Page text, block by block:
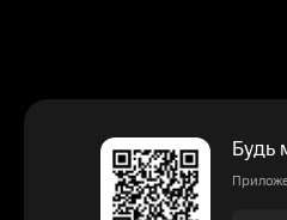
Будь